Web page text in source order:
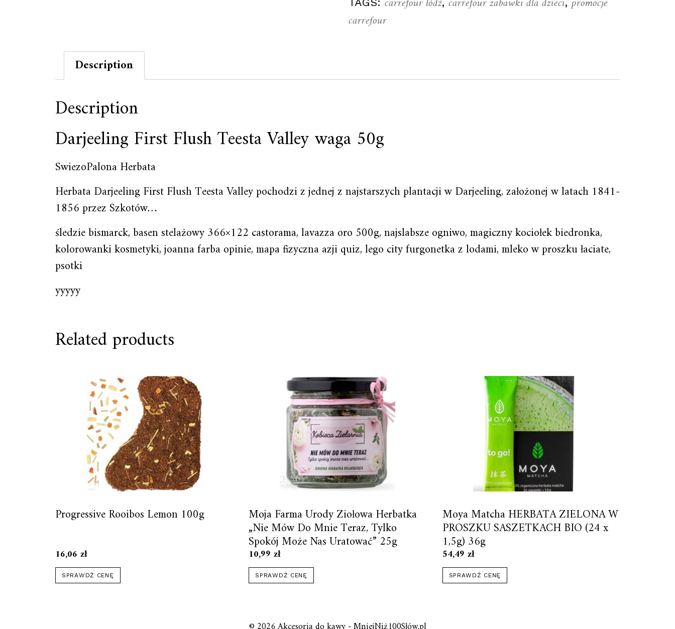
carrefour
Description
Description
Darjeeling First Flush Teesta Valley waga 50g
SwiezoPalona Herbata
Herbata Darjeeling First Flush Teesta Valley pochodzi z jednej z najstarszych plantacji w Darjeeling, założonej w latach 1841-
1856 przez Szkotów…
śledzie bismarck, basen stelażowy 366×122 castorama, lavazza oro 500g, najslabsze ogniwo, magiczny kociołek biedronka,
kolorowanki kosmetyki, joanna farba opinie, mapa fizyczna azji quiz, lego city furgonetka z lodami, mleko w proszku łaciate,
psotki
yyyyy
Related products
Progressive Rooibos Lemon 100g
16,06 zł
SPRAWDŹ CENĘ
Moja Farma Urody Ziołowa Herbatka
„Nie Mów Do Mnie Teraz, Tylko
Spokój Może Nas Uratować” 25g
10,99zł
SPRAWDŹ CENĘ
Moya Matcha HERBATA ZIELONA W
PROSZKU SASZETKACH BIO (24 x
1,5g) 36g
54,49 zł
SPRAWDŹ CENĘ